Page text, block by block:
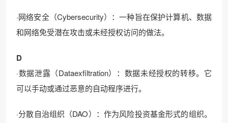
·网络安全（Cybersecurity）：一种旨在保护计算机、数据
和网络免受潜在攻击或未经授权访问的做法。
D
·数据泄露（Dataexfiltration）：数据未经授权的转移。它
可以手动或通过恶意的自动程序进行。
·分散自治组织（DAO）：作为风险投资基金形式的组织。